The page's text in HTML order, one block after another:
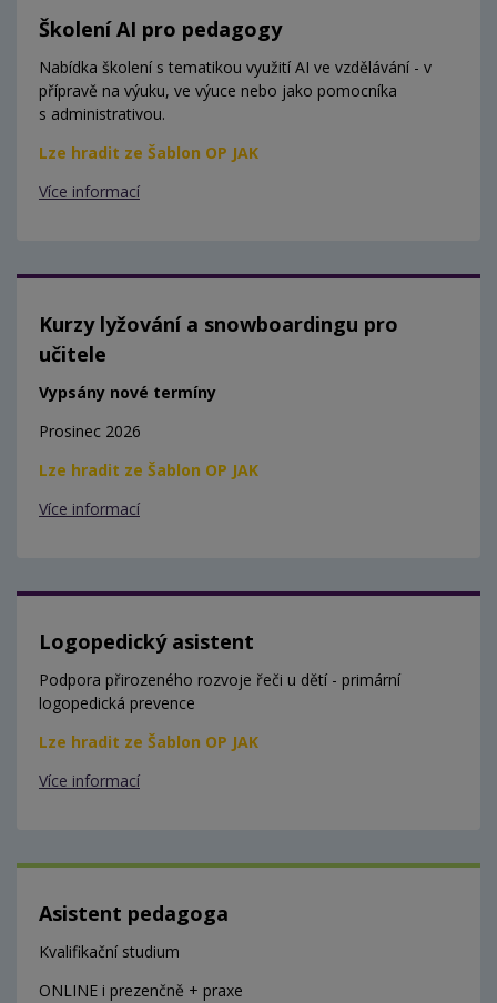
Školení AI pro pedagogy
Nabídka školení s tematikou využití AI ve vzdělávání - v
přípravě na výuku, ve výuce nebo jako pomocníka
s administrativou.
Lze hradit ze Šablon OP JAK
Více informací
Kurzy lyžování a snowboardingu pro
učitele
Vypsány nové termíny
Prosinec 2026
Lze hradit ze Šablon OP JAK
Více informací
Logopedický asistent
Podpora přirozeného rozvoje řeči u dětí - primární
logopedická prevence
Lze hradit ze Šablon OP JAK
Více informací
Asistent pedagoga
Kvalifikační studium
ONLINE i prezenčně + praxe